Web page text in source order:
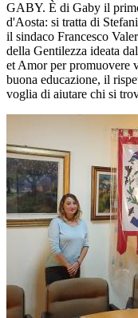
GABY. È di Gaby il
d'Aosta: si tratta di
il sindaco Francesco
della Gentilezza ideata
et Amor per promuovere
buona educazione, il
voglia di aiutare chi si